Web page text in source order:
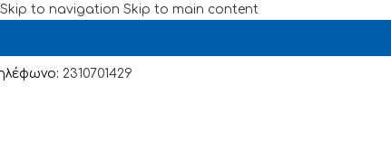
Skip to navigation Skip to main content
2310701429